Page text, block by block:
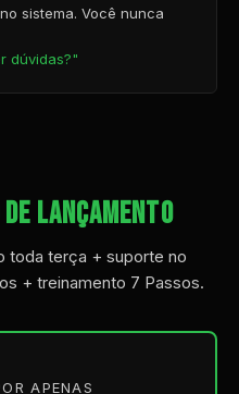
sistema. Você nunca
dúvidas?"
LANÇAMENTO
toda terça + suporte no
+ treinamento 7 Passos.
APENAS